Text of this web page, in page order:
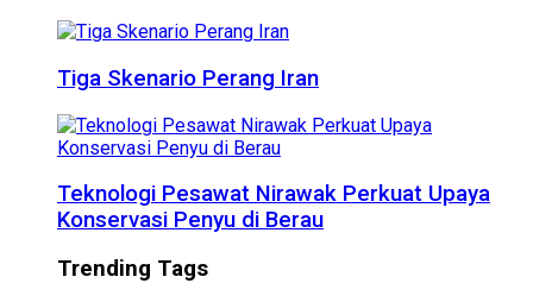
Tiga Skenario Perang Iran
Teknologi Pesawat Nirawak Perkuat Upaya
Konservasi Penyu di Berau
Trending Tags